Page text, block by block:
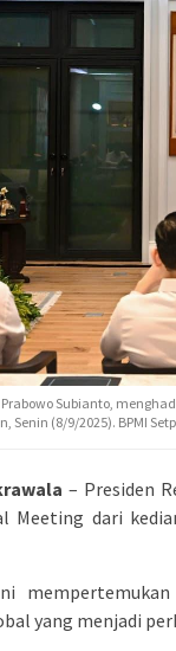
Subianto,
Senin (8/9/2025). BPMI
– Presiden
Meeting dari
yang menjadi